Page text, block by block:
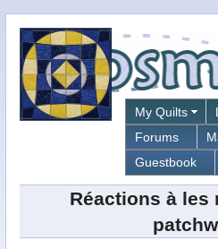
My Quilts
Forums
Guestbook
Réactions à les